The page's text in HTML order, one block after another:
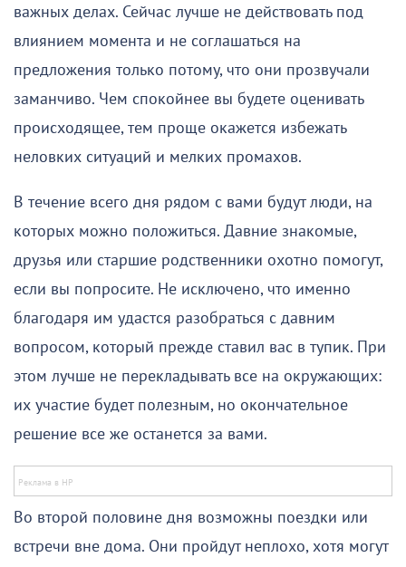
важных делах. Сейчас лучше не действовать под
влиянием момента и не соглашаться на
предложения только потому, что они прозвучали
заманчиво. Чем спокойнее вы будете оценивать
происходящее, тем проще окажется избежать
неловких ситуаций и мелких промахов.
В течение всего дня рядом с вами будут люди, на
которых можно положиться. Давние знакомые,
друзья или старшие родственники охотно помогут,
если вы попросите. Не исключено, что именно
благодаря им удастся разобраться с давним
вопросом, который прежде ставил вас в тупик. При
этом лучше не перекладывать все на окружающих:
их участие будет полезным, но окончательное
решение все же останется за вами.
Во второй половине дня возможны поездки или
встречи вне дома. Они пройдут неплохо, хотя могут